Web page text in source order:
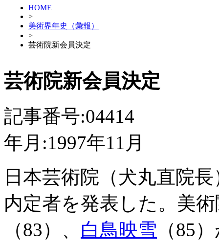
HOME
>
美術界年史（彙報）
>
芸術院新会員決定
芸術院新会員決定
記事番号:04414
年月:1997年11月
日本芸術院（犬丸直院
内定者を発表した。美
（83）、 白鳥映雪 （85